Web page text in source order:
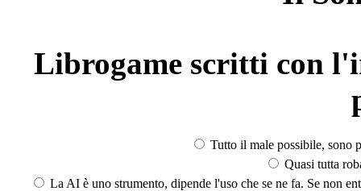
Librogame scritti con
Tutto il male possibile, sono
Quasi tutta
La AI è uno strumento, dipende l'uso che se ne fa. Se non